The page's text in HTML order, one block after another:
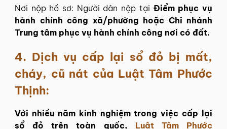
Nơi nộp hồ sơ: Người dân nộp tại Điểm phục vụ
hành chính công xã/phường hoặc Chi nhánh
Trung tâm phục vụ hành chính công nơi có đất.
4. Dịch vụ cấp lại sổ đỏ bị mất,
cháy, cũ nát của Luật Tâm Phước
Thịnh:
Với nhiều năm kinh nghiệm trong việc cấp lại
sổ đỏ trên toàn quốc, Luật Tâm Phước